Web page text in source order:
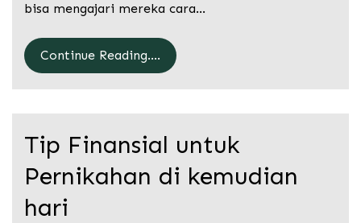
bisa mengajari mereka cara…
Continue Reading....
Tip Finansial untuk
Pernikahan di kemudian
hari